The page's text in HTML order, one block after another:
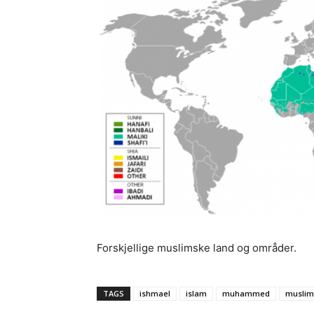
Forskjellige muslimske land og områder.
TAGS ishmael islam muhammed